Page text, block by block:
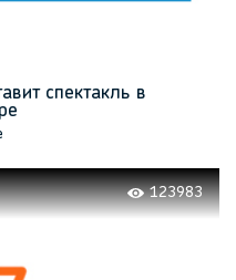
спектакль в
123983